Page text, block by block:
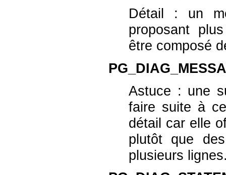
Détail : un
proposant
être composé
Astuce : une
faire suite à
détail car elle
plutôt que
plusieurs